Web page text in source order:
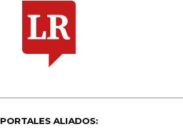
PORTALES ALIADOS: